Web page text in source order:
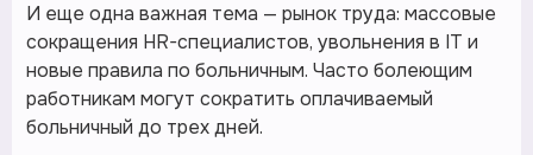
И еще одна важная тема — рынок труда: массовые
сокращения HR-специалистов, увольнения в IT и
новые правила по больничным. Часто болеющим
работникам могут сократить оплачиваемый
больничный до трех дней.